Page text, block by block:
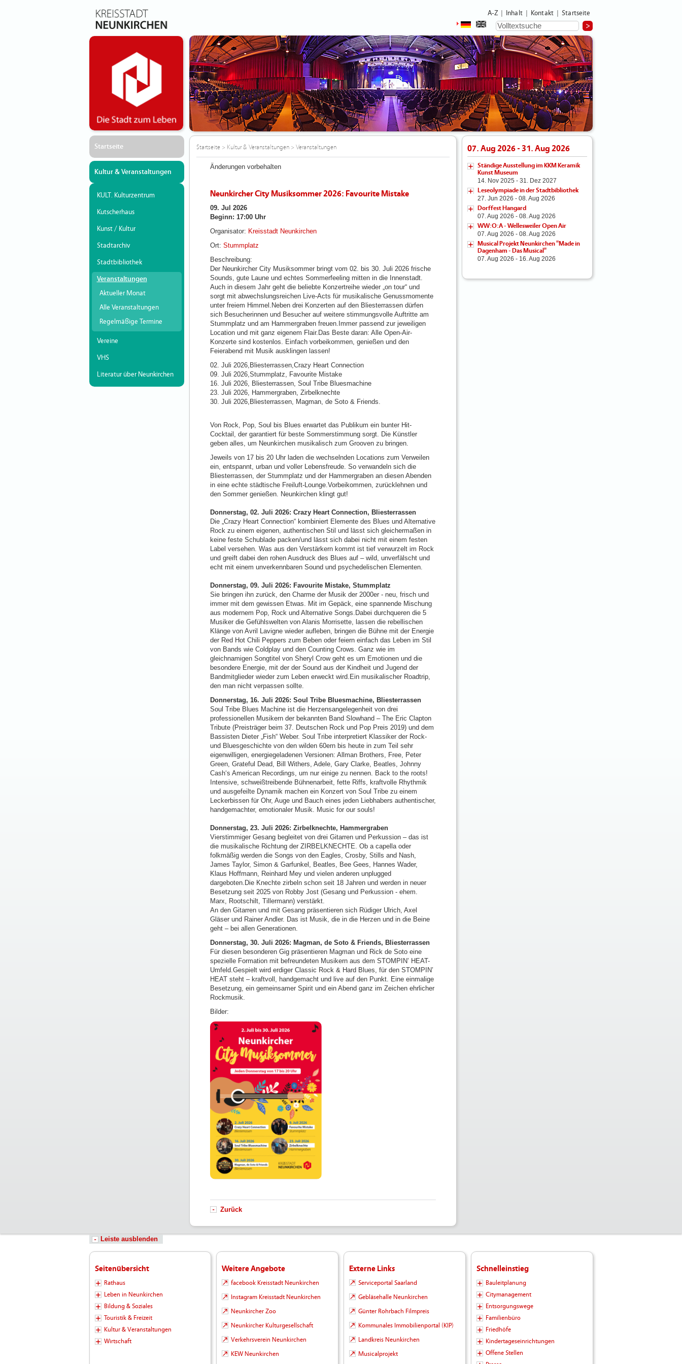
A-Z Inhalt Kontakt Startseite
Startseite
Kultur & Veranstaltungen
KULT. Kulturzentrum
Kutscherhaus
Kunst / Kultur
Stadtarchiv
Stadtbibliothek
Veranstaltungen
Aktueller Monat
Alle Veranstaltungen
Regelmäßige Termine
Vereine
VHS
Literatur über Neunkirchen
Startseite> Kultur & Veranstaltungen> Veranstaltungen
Änderungen vorbehalten
Neunkircher City Musiksommer 2026: Favourite Mistake
09. Jul 2026
Beginn: 17:00 Uhr
Organisator: Kreisstadt Neunkirchen
Ort: Stummplatz
Beschreibung:
Der Neunkircher City Musiksommer bringt vom 02. bis 30. Juli 2026 frische
Sounds, gute Laune und echtes Sommerfeeling mitten in die Innenstadt.
Auch in diesem Jahr geht die beliebte Konzertreihe wieder „on tour“ und
sorgt mit abwechslungsreichen Live-Acts für musikalische Genussmomente
unter freiem Himmel.Neben drei Konzerten auf den Bliesterrassen dürfen
sich Besucherinnen und Besucher auf weitere stimmungsvolle Auftritte am
Stummplatz und am Hammergraben freuen.Immer passend zur jeweiligen
Location und mit ganz eigenem Flair.Das Beste daran: Alle Open-Air-
Konzerte sind kostenlos. Einfach vorbeikommen, genießen und den
Feierabend mit Musik ausklingen lassen!
02. Juli 2026,Bliesterrassen,Crazy Heart Connection
09. Juli 2026,Stummplatz, Favourite Mistake
16. Juli 2026, Bliesterrassen, Soul Tribe Bluesmachine
23. Juli 2026, Hammergraben, Zirbelknechte
30. Juli 2026, Bliesterrassen, Magman, de Soto & Friends.
Von Rock, Pop, Soul bis Blues erwartet das Publikum ein bunter Hit-
Cocktail, der garantiert für beste Sommerstimmung sorgt. Die Künstler
geben alles, um Neunkirchen musikalisch zum Grooven zu bringen.
Jeweils von 17 bis 20 Uhr laden die wechselnden Locations zum Verweilen
ein, entspannt, urban und voller Lebensfreude. So verwandeln sich die
Bliesterrassen, der Stummplatz und der Hammergraben an diesen Abenden
in eine echte städtische Freiluft-Lounge.Vorbeikommen, zurücklehnen und
den Sommer genießen. Neunkirchen klingt gut!
Donnerstag, 02. Juli 2026: Crazy Heart Connection, Bliesterrassen
Die „Crazy Heart Connection“ kombiniert Elemente des Blues und Alternative
Rock zu einem eigenen, authentischen Stil und lässt sich gleichermaßen in
keine feste Schublade packen/und lässt sich dabei nicht mit einem festen
Label versehen. Was aus den Verstärkern kommt ist tief verwurzelt im Rock
und greift dabei den rohen Ausdruck des Blues auf – wild, unverfälscht und
echt mit einem unverkennbaren Sound und psychedelischen Elementen.
Donnerstag, 09. Juli 2026: Favourite Mistake, Stummplatz
Sie bringen ihn zurück, den Charme der Musik der 2000er - neu, frisch und
immer mit dem gewissen Etwas. Mit im Gepäck, eine spannende Mischung
aus modernem Pop, Rock und Alternative Songs.Dabei durchqueren die 5
Musiker die Gefühlswelten von Alanis Morrisette, lassen die rebellischen
Klänge von Avril Lavigne wieder aufleben, bringen die Bühne mit der Energie
der Red Hot Chili Peppers zum Beben oder feiern einfach das Leben im Stil
von Bands wie Coldplay und den Counting Crows. Ganz wie im
gleichnamigen Songtitel von Sheryl Crow geht es um Emotionen und die
besondere Energie, mit der der Sound aus der Kindheit und Jugend der
Bandmitglieder wieder zum Leben erweckt wird.Ein musikalischer Roadtrip,
den man nicht verpassen sollte.
Donnerstag, 16. Juli 2026: Soul Tribe Bluesmachine, Bliesterrassen
Soul Tribe Blues Machine ist die Herzensangelegenheit von drei
professionellen Musikern der bekannten Band Slowhand – The Eric Clapton
Tribute (Preisträger beim 37. Deutschen Rock und Pop Preis 2019) und dem
Bassisten Dieter „Fish“ Weber. Soul Tribe interpretiert Klassiker der Rock-
und Bluesgeschichte von den wilden 60ern bis heute in zum Teil sehr
eigenwilligen, energiegeladenen Versionen: Allman Brothers, Free, Peter
Green, Grateful Dead, Bill Withers, Adele, Gary Clarke, Beatles, Johnny
Cash‘s American Recordings, um nur einige zu nennen. Back to the roots!
Intensive, schweißtreibende Bühnenarbeit, fette Riffs, kraftvolle Rhythmik
und ausgefeilte Dynamik machen ein Konzert von Soul Tribe zu einem
Leckerbissen für Ohr, Auge und Bauch eines jeden Liebhabers authentischer,
handgemachter, emotionaler Musik. Music for our souls!
Donnerstag, 23. Juli 2026: Zirbelknechte, Hammergraben
Vierstimmiger Gesang begleitet von drei Gitarren und Perkussion – das ist
die musikalische Richtung der ZIRBELKNECHTE. Ob a capella oder
folkmäßig werden die Songs von den Eagles, Crosby, Stills and Nash,
James Taylor, Simon & Garfunkel, Beatles, Bee Gees, Hannes Wader,
Klaus Hoffmann, Reinhard Mey und vielen anderen unplugged
dargeboten.Die Knechte zirbeln schon seit 18 Jahren und werden in neuer
Besetzung seit 2025 von Robby Jost (Gesang und Perkussion - ehem.
Marx, Rootschilt, Tillermann) verstärkt.
An den Gitarren und mit Gesang präsentieren sich Rüdiger Ulrich, Axel
Gläser und Rainer Andler. Das ist Musik, die in die Herzen und in die Beine
geht – bei allen Generationen.
Donnerstag, 30. Juli 2026: Magman, de Soto & Friends, Bliesterrassen
Für diesen besonderen Gig präsentieren Magman und Rick de Soto eine
spezielle Formation mit befreundeten Musikern aus dem STOMPIN’ HEAT-
Umfeld.Gespielt wird erdiger Classic Rock & Hard Blues, für den STOMPIN’
HEAT steht – kraftvoll, handgemacht und live auf den Punkt. Eine einmalige
Besetzung, ein gemeinsamer Spirit und ein Abend ganz im Zeichen ehrlicher
Rockmusik.
Bilder:
Zurück
07. Aug 2026 - 31. Aug 2026
Ständige Ausstellung im KKM Keramik
Kunst Museum
14. Nov 2025 - 31. Dez 2027
Leseolympiade in der Stadtbibliothek
27. Jun 2026 - 08. Aug 2026
Dorffest Hangard
07. Aug 2026 - 08. Aug 2026
WW:O:A - Wellesweiler Open Air
07. Aug 2026 - 08. Aug 2026
Musical Projekt Neunkirchen "Made in
Dagenham - Das Musical"
07. Aug 2026 - 16. Aug 2026
Leiste ausblenden
Seitenübersicht
Rathaus
Leben in Neunkirchen
Bildung & Soziales
Touristik & Freizeit
Kultur & Veranstaltungen
Wirtschaft
Weitere Angebote
facebook Kreisstadt Neunkirchen
Instagram Kreisstadt Neunkirchen
Neunkircher Zoo
Neunkircher Kulturgesellschaft
Verkehrsverein Neunkirchen
KEW Neunkirchen
Externe Links
Serviceportal Saarland
Gebläsehalle Neunkirchen
Günter Rohrbach Filmpreis
Kommunales Immobilienportal (KIP)
Landkreis Neunkirchen
Musicalprojekt
Schnelleinstieg
Bauleitplanung
Citymanagement
Entsorgungswege
Familienbüro
Friedhöfe
Kindertageseinrichtungen
Offene Stellen